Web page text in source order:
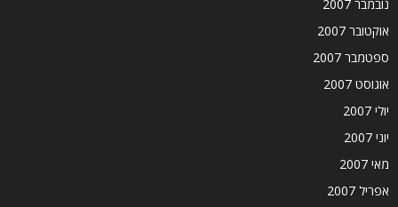
נובמבר 2007
אוקטובר 2007
ספטמבר 2007
אוגוסט 2007
יולי 2007
יוני 2007
מאי 2007
אפריל 2007